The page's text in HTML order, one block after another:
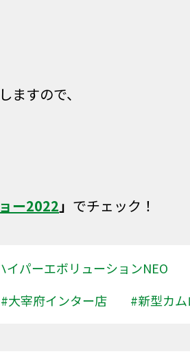
すので、
ー2022」 でチェック！
イパーエボリューションNEO
#大宰府インター店 #新型カ